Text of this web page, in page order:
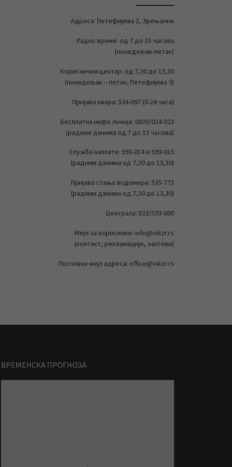
Адреса: Петефијева 3, Зрењанин
Радно време: од 7 до 15 часова
(понедељак-петак)
Кориснички центар: од 7,30 до 13,30
(понедељак – петак, Петефијева 3)
Пријава квара: 534-097 (0-24 часа)
Бесплатна инфо линија: 0800/024-023
(радним данима од 7 до 15 часова)
Служба наплате: 593-014 и 593-015
(радним данима од 7,30 до 13,30)
Пријава стања водомера: 535-773
(радним данима од 7,30 до 13,30)
Централа: 023/593-000
Мејл за кориснике: info@vikzr.rs
(контакт, рекламације, захтеви)
Пословна мејл адреса: office@vikzr.rs
ВРЕМЕНСКА ПРОГНОЗА
-